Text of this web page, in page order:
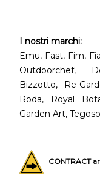
I nostri marchi:
Emu, Fast, Fim,
Outdoorchef,
Bizzotto, Re-
Roda, Royal
Garden Art,
CONTRACT